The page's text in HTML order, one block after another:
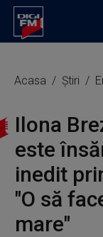
Acasa Știri
Ilona
este
inedit
"O să
mare"